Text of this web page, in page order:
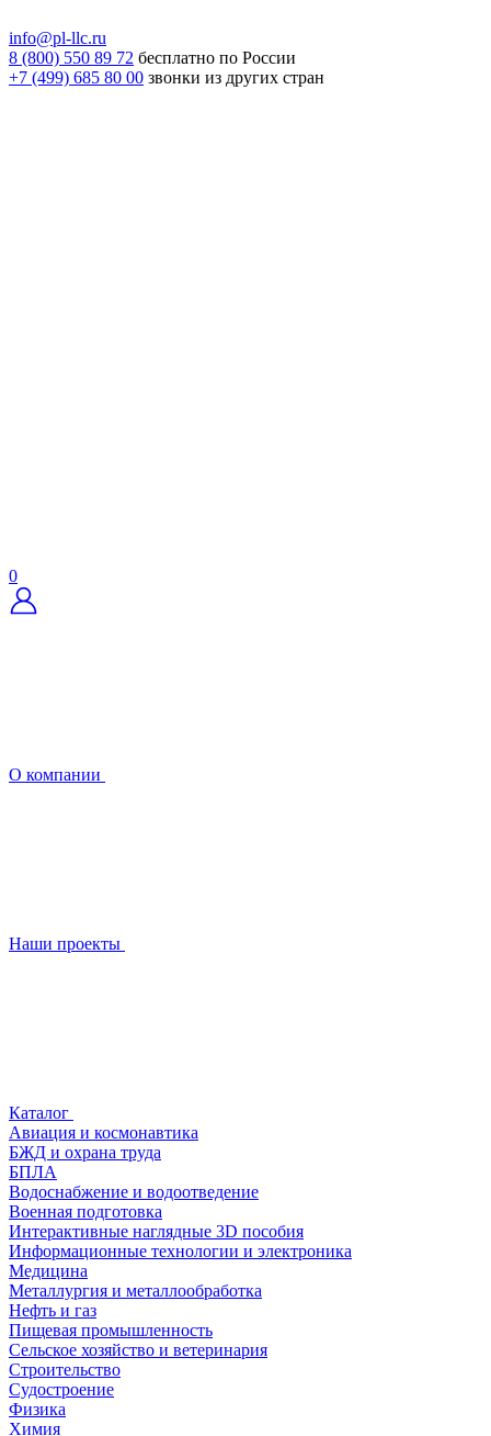
info@pl-llc.ru
8 (800) 550 89 72 бесплатно по России
+7 (499) 685 80 00 звонки из других стран
0
О компании
Наши проекты
Каталог
Авиация и космонавтика
БЖД и охрана труда
БПЛА
Водоснабжение и водоотведение
Военная подготовка
Интерактивные наглядные 3D пособия
Информационные технологии и электроника
Медицина
Металлургия и металлообработка
Нефть и газ
Пищевая промышленность
Сельское хозяйство и ветеринария
Строительство
Судостроение
Физика
Химия